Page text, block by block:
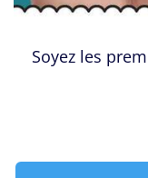
votre avis
Soyez les